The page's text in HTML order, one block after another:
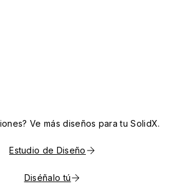
Ve más diseños para tu SolidX.
Estudio de Diseño
Diséñalo tú